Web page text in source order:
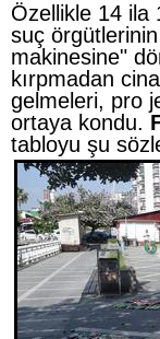
Özellikle 14 ila
suç
makinesine"
kırpmadan
gelmeleri, pro
ortaya kondu.
tabloyu şu